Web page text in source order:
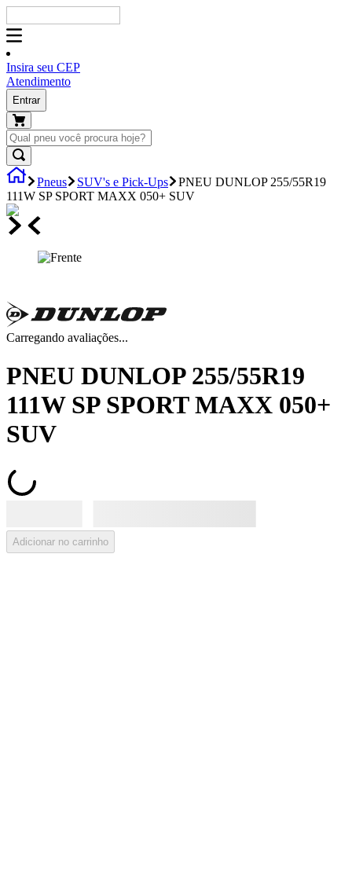
Insira seu CEP
Atendimento
Entrar
Pneus SUV's e Pick-Ups
PNEU DUNLOP 255/55R19
111W SP SPORT MAXX 050+ SUV
Carregando avaliações...
PNEU DUNLOP 255/55R19
111W SP SPORT MAXX 050+
SUV
Adicionar no carrinho